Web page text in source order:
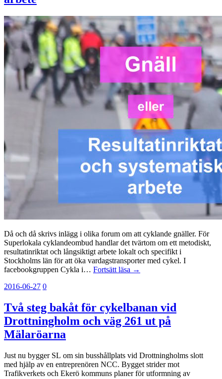
Då och då skrivs inlägg i olika forum om att cyklande gnäller. För
Superlokala cyklandeombud handlar det tvärtom om ett metodiskt,
resultatinriktat och långsiktigt arbete lokalt och specifikt i
Stockholms län för att öka vardagstransporter med cykel. I
facebookgruppen Cykla i… Fortsätt läsa →
2016-06-27 0
Två steg bakåt för cykelbanan vid
Drottningholm och väg 261 ut på
Mälaröarna
Just nu bygger SL om sin busshållplats vid Drottningholms slott
med hjälp av en entreprenören NCC. Bygget strider mot
Trafikverkets och Ekerö kommuns planer för utformning av